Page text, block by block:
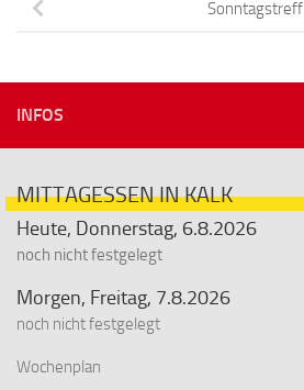
Sonntagstreff
INFOS
MITTAGESSEN IN KALK
Heute, Donnerstag, 6.8.2026
noch nicht festgelegt
Morgen, Freitag, 7.8.2026
noch nicht festgelegt
Wochenplan